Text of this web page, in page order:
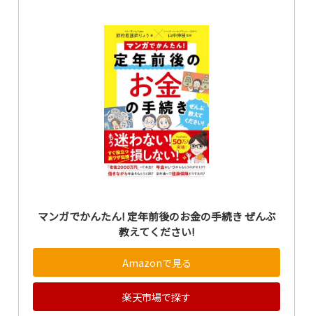
マンガでかんたん! 定年前後のお金の手続き ぜんぶ
教えてください!
Amazonで見る
楽天市場で探す